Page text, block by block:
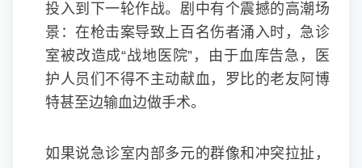
投入到下一轮作战。剧中有个震撼的高潮场
景：在枪击案导致上百名伤者涌入时，急诊
室被改造成“战地医院”，由于血库告急，医
护人员们不得不主动献血，罗比的老友阿博
特甚至边输血边做手术。
如果说急诊室内部多元的群像和冲突拉扯，